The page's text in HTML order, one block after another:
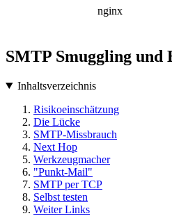
SMTP Smuggling und
Inhaltsverzeichnis
Risikoeinschätzung
Die Lücke
SMTP-Missbrauch
Next Hop
Werkzeugmacher
"Punkt-Mail"
SMTP per TCP
Selbst testen
Weiter Links